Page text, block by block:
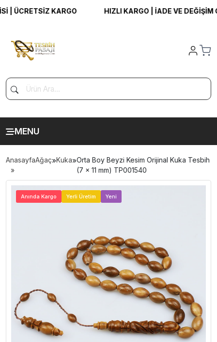
KARGO HIZLI KARGO | İADE VE DEĞİŞİM
MENU
AnasayfaAğaç»Kuka»Orta Boy Beyzi Kesim Orijinal Kuka Tesbih
(7 x 11 mm) TP001540
Anında Kargo Yerli Üretim Yeni